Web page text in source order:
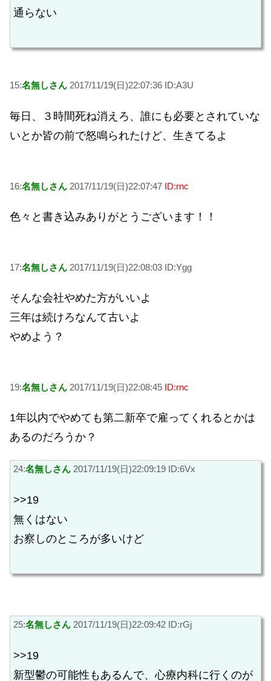
通らない
15:名無しさん 2017/11/19(日)22:07:36 ID:A3U
毎日、３時間死ね消えろ、誰にも必要とされていな
いとか皆の前で怒鳴られたけど、生きてるよ
16:名無しさん 2017/11/19(日)22:07:47 ID:rnc
色々と書き込みありがとうございます！！
17:名無しさん 2017/11/19(日)22:08:03 ID:Ygg
そんな会社やめた方がいいよ
三年は続けろなんて古いよ
やめよう？
19:名無しさん 2017/11/19(日)22:08:45 ID:rnc
1年以内でやめても第二新卒で雇ってくれるとかは
あるのだろうか？
24:名無しさん 2017/11/19(日)22:09:19 ID:6Vx
>>19
無くはない
お察しのところが多いけど
25:名無しさん 2017/11/19(日)22:09:42 ID:rGj
>>19
新型鬱の可能性もあるんで、心療内科に行くのが